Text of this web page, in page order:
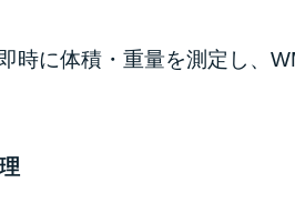
時に体積・重量を測定し、